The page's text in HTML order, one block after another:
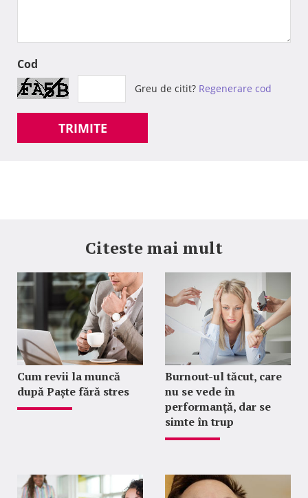
Cod
Greu de citit? Regenerare cod
TRIMITE
Citeste mai mult
Cum revii la muncă
după Paște fără stres
Burnout-ul tăcut, care
nu se vede în
performanță, dar se
simte în trup